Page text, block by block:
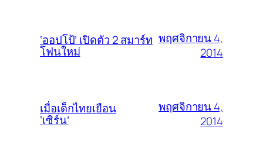
‘ออปโป้’ เปิดตัว 2 สมาร์ท
โฟนใหม่
พฤศจิกายน 4,
2014
เมื่อเด็กไทยเยือน
‘เซิร์น’
พฤศจิกายน 4,
2014